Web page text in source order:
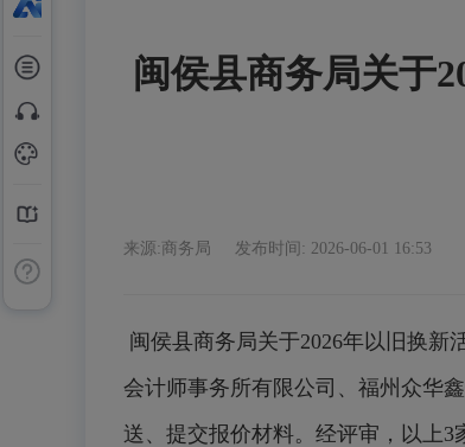
闽侯县商务局关于
来源:商务局 发布时间: 2026-06-01 16:53
闽侯县商务局关于2026年以旧换新
会计师事务所有限公司、福州众华
送、提交报价材料。经评审，以上